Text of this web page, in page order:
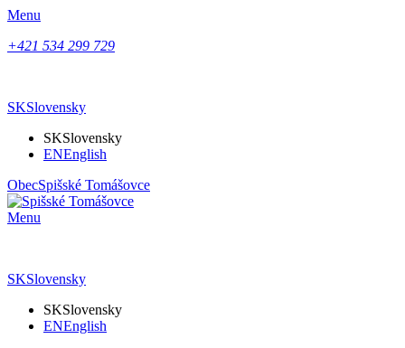
Menu
+421 534 299 729
SKSlovensky
SKSlovensky
ENEnglish
ObecSpišské Tomášovce
Menu
SKSlovensky
SKSlovensky
ENEnglish